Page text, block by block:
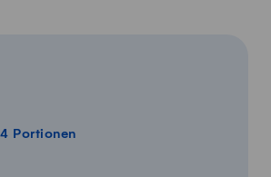
Portionen anzeigen
für 5 Portionen anzeigen
4 Portionen